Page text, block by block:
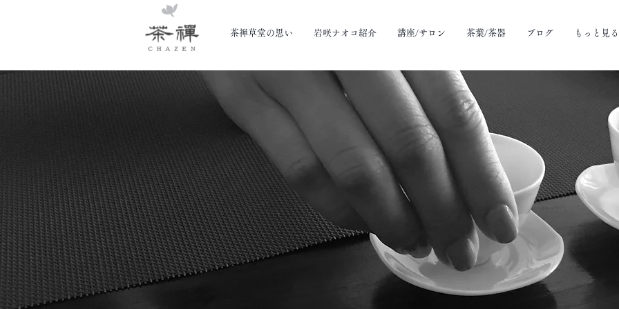
茶禅草堂の思い 岩咲ナオコ紹介 講座/サロン 茶葉/茶器 ブログ もっと見る
FAQ